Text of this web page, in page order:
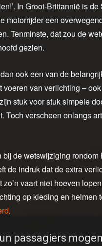
In Groot-Brittannië is de
motorrijder een
Tenminste, dat zou de
gezien.
ook een van de
van verlichting –
stuk voor stuk simpele
Toch verscheen onlangs
de wetswijziging
de indruk dat de extra
vaart niet hoeven
op kleding en helmen
.
passagiers